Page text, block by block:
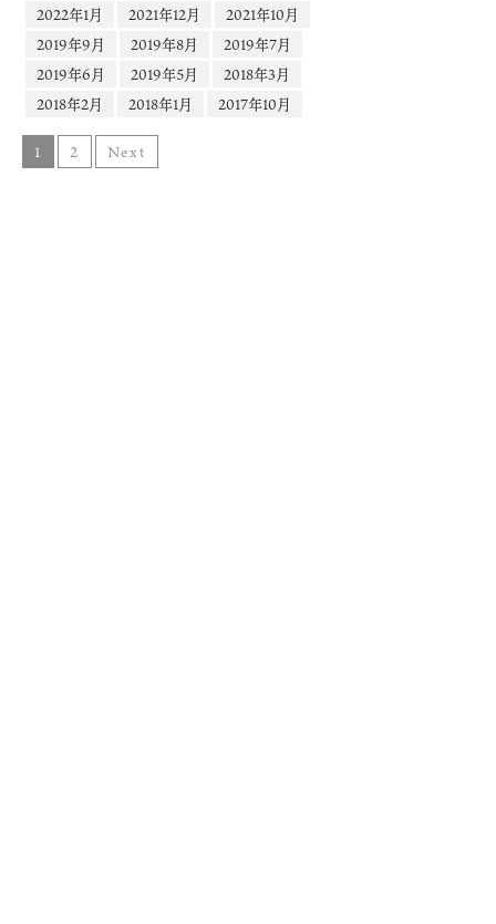
2022年1月
2021年12月
2021年10月
2019年9月
2019年8月
2019年7月
2019年6月
2019年5月
2018年3月
2018年2月
2018年1月 2017年10月
1 2 Next